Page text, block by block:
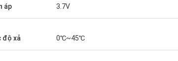
áp 3.7V
độ xả 0℃~45℃